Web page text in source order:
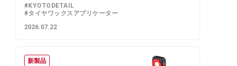
#KYOTODETAIL
#タイヤワックスアプリケーター
2026.07.22
新製品